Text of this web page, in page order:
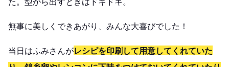
無事に美しくできあがり、みんな大喜びでした！
当日はふみさんがレシピを印刷して用意してくれていた